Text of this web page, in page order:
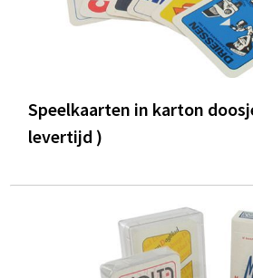
Speelkaarten in karton
levertijd )